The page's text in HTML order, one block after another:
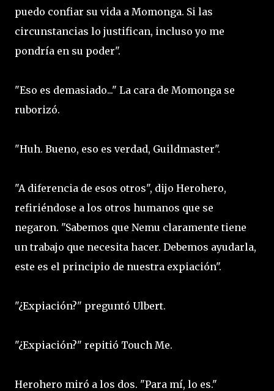
puedo confiar su vida a Momonga. Si las
circunstancias lo justifican, incluso yo me
pondría en su poder".
"Eso es demasiado..." La cara de Momonga se
ruborizó.
"Huh. Bueno, eso es verdad, Guildmaster".
"A diferencia de esos otros", dijo Herohero,
refiriéndose a los otros humanos que se
negaron. "Sabemos que Nemu claramente tiene
un trabajo que necesita hacer. Debemos ayudarla,
este es el principio de nuestra expiación".
"¿Expiación?" preguntó Ulbert.
"¿Expiación?" repitió Touch Me.
Herohero miró a los dos. "Para mí, lo es."